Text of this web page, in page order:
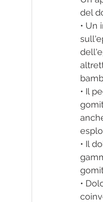
del
• Un
• Il
• Il
•